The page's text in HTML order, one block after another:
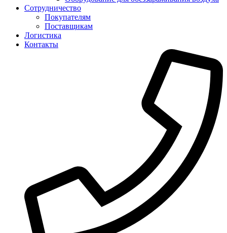
Сотрудничество
Покупателям
Поставщикам
Логистика
Контакты